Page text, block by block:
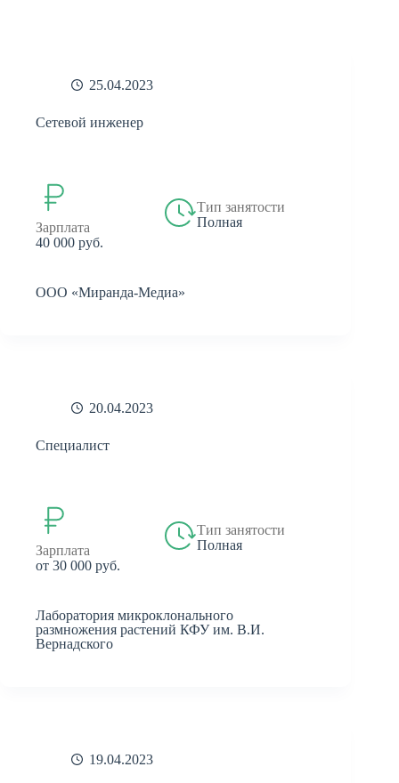
25.04.2023
Сетевой инженер
Зарплата
40 000 руб.
Тип занятости
Полная
ООО «Миранда-Медиа»
20.04.2023
Специалист
Зарплата
от 30 000 руб.
Тип занятости
Полная
Лаборатория микроклонального
размножения растений КФУ им. В.И.
Вернадского
19.04.2023